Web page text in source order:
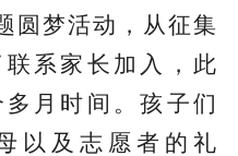
圆梦活动，从征集
联 系家长加入， 此
月时间 。孩子们
以及志愿者的礼